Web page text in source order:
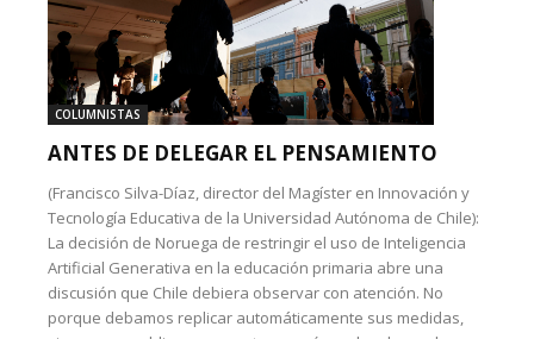
COLUMNISTAS
ANTES DE DELEGAR EL PENSAMIENTO
(Francisco Silva-Díaz, director del Magíster en Innovación y
Tecnología Educativa de la Universidad Autónoma de Chile):
La decisión de Noruega de restringir el uso de Inteligencia
Artificial Generativa en la educación primaria abre una
discusión que Chile debiera observar con atención. No
porque debamos replicar automáticamente sus medidas,